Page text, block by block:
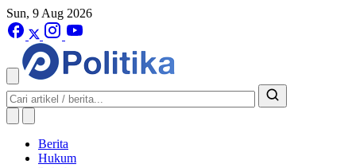
Sun, 9 Aug 2026
Berita
Hukum